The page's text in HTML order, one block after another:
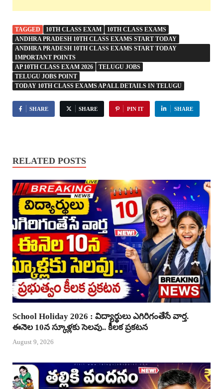
TAGGED 10TH CLASS EXAM
10TH CLASS EXAMS
ANDHRA PRADESH 10TH CLASS EXAMS START TODAY
ANDHRA PRADESH 10TH CLASS EXAMS START TODAY
IMPORTANT POINTS
AP 10TH CLASS EXAM 2026
TELUGU JOBS
TELUGU JOBS POINT
TODAY 10TH CLASS EXAMS AP ALL DETAILS IN TELUGU
SHARE SHARE PIN IT SHARE
RELATED POSTS
School Holiday 2026 : విద్యార్థులు ఎగిరిగంతేసే వార్త.
ఈనెల 10న స్కూళ్లకు సెలవు.. కీలక ప్రకటన
August 9, 2026